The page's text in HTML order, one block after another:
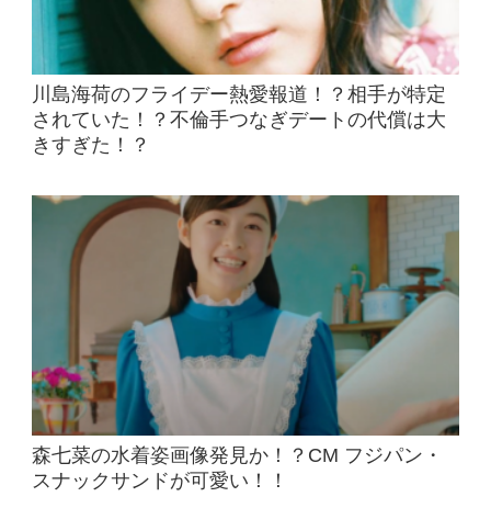
川島海荷のフライデー熱愛報道！？相手が特定
されていた！？不倫手つなぎデートの代償は大
きすぎた！？
森七菜の水着姿画像発見か！？CM フジパン・
スナックサンドが可愛い！！